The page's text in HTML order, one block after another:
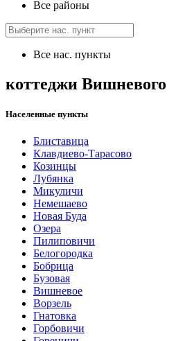
Все районы
Все нас. пункты
коттеджи Вишневого
Населенные пункты
Блиставица
Клавдиево-Тарасово
Козинцы
Лубянка
Микуличи
Немешаево
Новая Буда
Озера
Пилиповичи
Белогородка
Бобрица
Бузовая
Вишневое
Ворзель
Гнатовка
Горбовичи